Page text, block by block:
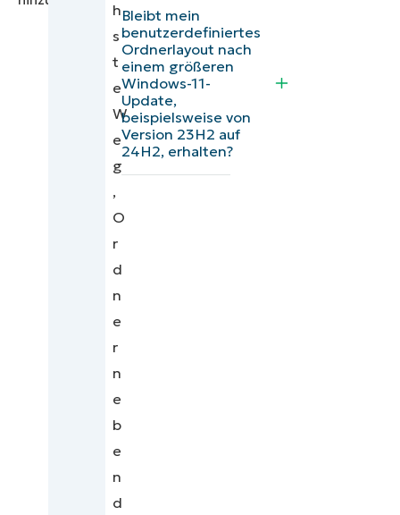
h
s
t
e
W
e
g
,
O
r
d
n
e
r
n
e
b
e
n
d
Bleibt mein
benutzerdefiniertes
Ordnerlayout nach
einem größeren
Windows-11-
Update,
beispielsweise von
Version 23H2 auf
24H2, erhalten?